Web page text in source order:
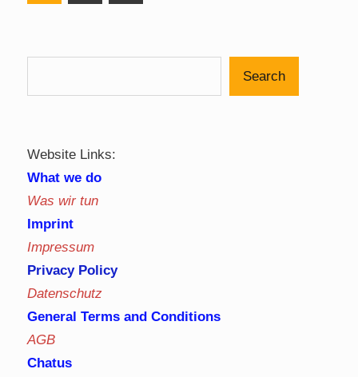
Posts
Search
Website Links:
What we do
Was wir tun
Imprint
Impressum
Privacy Policy
Datenschutz
General Terms and Conditions
AGB
Chatus